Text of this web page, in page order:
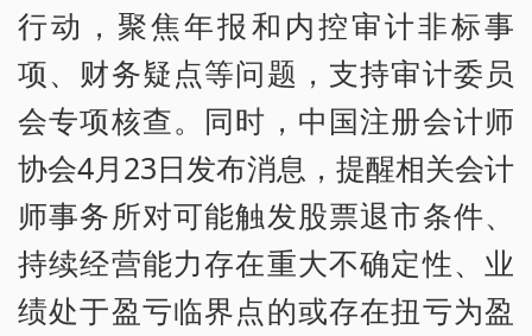
行动，聚焦年报和内控审计非标事
项、财务疑点等问题，支持审计委员
会专项核查。同时，中国注册会计师
协会4月23日发布消息，提醒相关会计
师事务所对可能触发股票退市条件、
持续经营能力存在重大不确定性、业
绩处于盈亏临界点的或存在扭亏为盈